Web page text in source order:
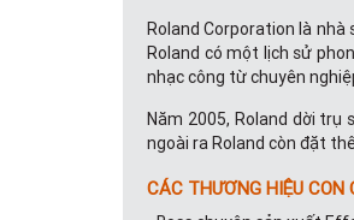
Roland Corporation là
Roland có một lịch sử
nhạc công từ chuyên
Năm 2005, Roland dời trụ
ngoài ra Roland còn đặt
CÁC THƯƠNG HIỆU CON